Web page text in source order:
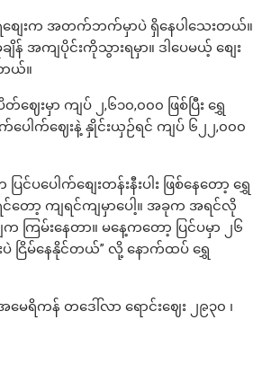
စျေးက အတက်ဘက်မှာပဲ ရှိနေပါသေးတယ်။
ကျပိုင်းကိုသွားရမှာ​။ ဒါပေမယ့် စျေး
ယ်။
မှာ ကျပ် ၂,၆၁၀,၀၀၀ ဖြစ်ပြီး ရွှေ
ေါက်ဈေးနဲ့ နှိုင်းယှဉ်ရင် ကျပ် ၆၂၂,၀၀၀
ပေါက်စျေးတန်းနီးပါး ဖြစ်နေတော့ ရွှေ
င်တော့ ကျရင်ကျမှာပေါ့။ အခုက အရင်လို
ြမ်းနေတာ။ မနေ့ကတော့ ပြင်ပမှာ ၂၆
ငြိမ်နေနိုင်တယ်” လို့ နောက်ထပ် ရွှေ
ေရိကန် တဒေါ်လာ ရောင်းဈေး ၂၉၃၀ ၊